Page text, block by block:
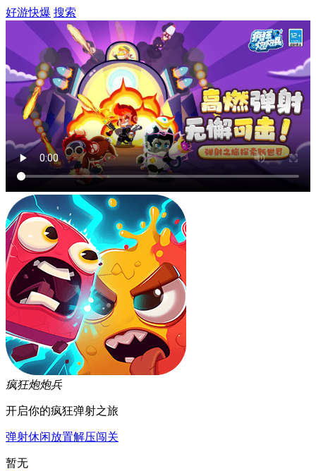
好游快爆 搜索
疯狂炮炮兵
开启你的疯狂弹射之旅
弹射休闲放置解压闯关
暂无